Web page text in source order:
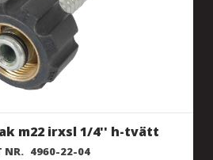
m22 irxsl 1/4'' h-tvätt
NR. 4960-22-04